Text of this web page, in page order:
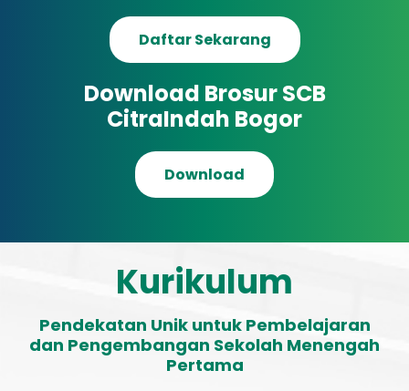
Daftar Sekarang
Download Brosur SCB
CitraIndah Bogor
Download
Kurikulum
Pendekatan Unik untuk Pembelajaran
dan Pengembangan Sekolah Menengah
Pertama